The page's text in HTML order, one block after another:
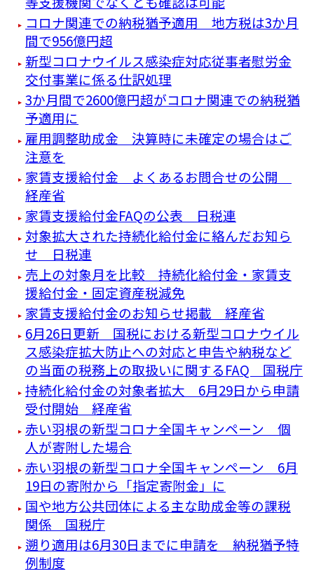
コロナ関連での納税猶予適用 地方税は3か月
間で956億円超
新型コロナウイルス感染症対応従事者慰労金
交付事業に係る仕訳処理
3か月間で2600億円超がコロナ関連での納税猶
予適用に
雇用調整助成金 決算時に未確定の場合はご
注意を
家賃支援給付金 よくあるお問合せの公開
経産省
家賃支援給付金FAQの公表 日税連
対象拡大された持続化給付金に絡んだお知ら
せ 日税連
売上の対象月を比較 持続化給付金・家賃支
援給付金・固定資産税減免
家賃支援給付金のお知らせ掲載 経産省
6月26日更新 国税における新型コロナウイル
ス感染症拡大防止への対応と申告や納税など
の当面の税務上の取扱いに関するFAQ 国税庁
持続化給付金の対象者拡大 6月29日から申請
受付開始 経産省
赤い羽根の新型コロナ全国キャンペーン 個
人が寄附した場合
赤い羽根の新型コロナ全国キャンペーン 6月
19日の寄附から「指定寄附金」に
国や地方公共団体による主な助成金等の課税
関係 国税庁
遡り適用は6月30日までに申請を 納税猶予特
例制度